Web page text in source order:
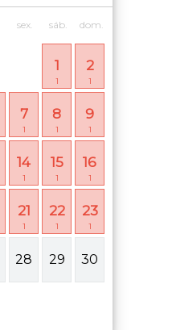
sex. sáb. dom.
1
1
2
1
7
1
8
1
9
1
14
1
15
1
16
1
21
1
22
1
23
1
28 29 30